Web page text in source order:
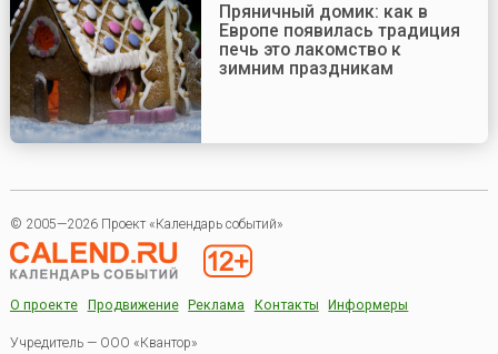
Пряничный домик: как в
Европе появилась традиция
печь это лакомство к
зимним праздникам
© 2005—2026 Проект «Календарь событий»
О проекте Продвижение Реклама Контакты Информеры
Учредитель — ООО «Квантор»